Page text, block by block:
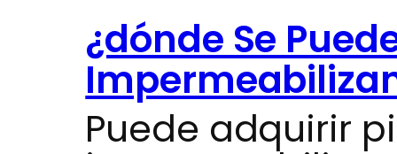
¿dónde Se
Puede adquirir